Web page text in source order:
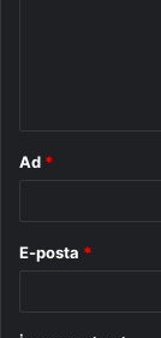
Ad *
E-posta *